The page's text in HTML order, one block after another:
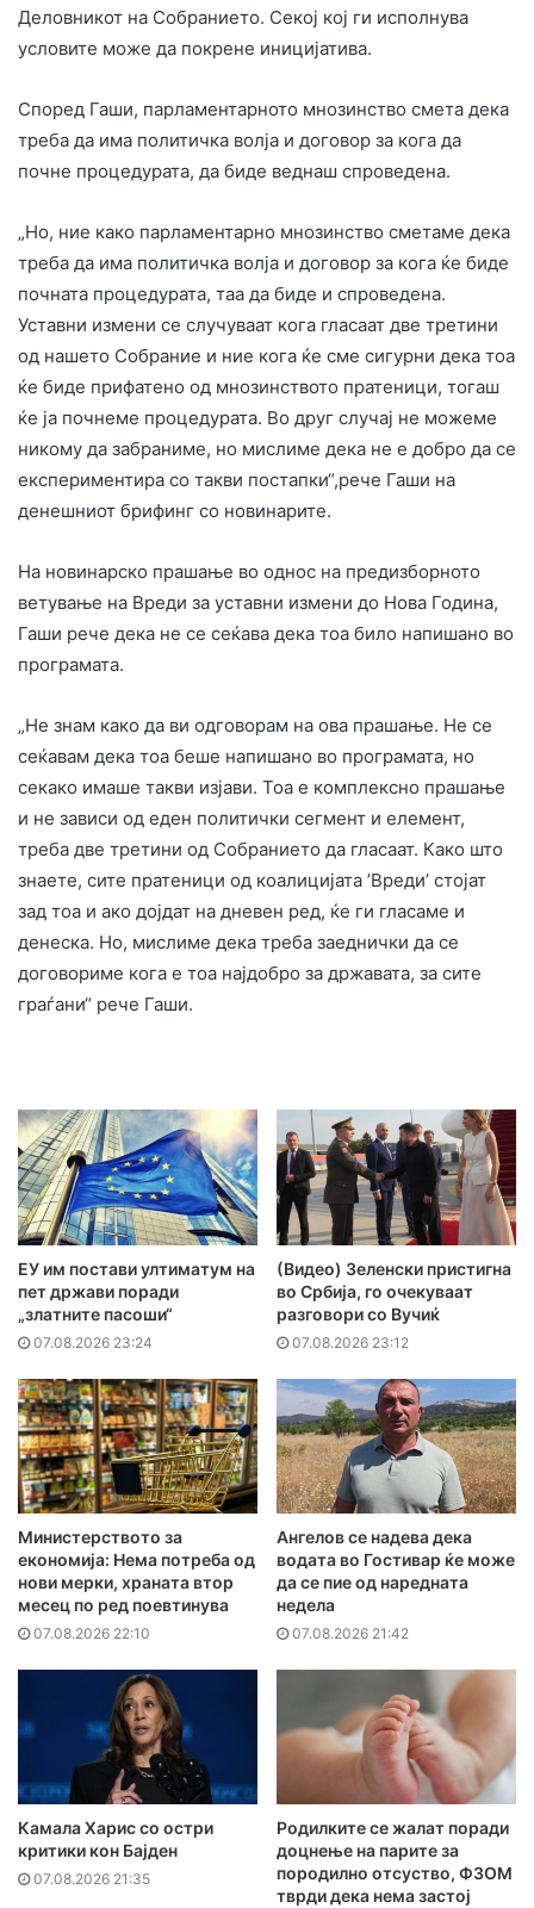
Деловникот на Собранието. Секој кој ги исполнува
условите може да покрене иницијатива.
Според Гаши, парламентарното мнозинство смета дека
треба да има политичка волја и договор за кога да
почне процедурата, да биде веднаш спроведена.
„Но, ние како парламентарно мнозинство сметаме дека
треба да има политичка волја и договор за кога ќе биде
почната процедурата, таа да биде и спроведена.
Уставни измени се случуваат кога гласаат две третини
од нашето Собрание и ние кога ќе сме сигурни дека тоа
ќе биде прифатено од мнозинството пратеници, тогаш
ќе ја почнеме процедурата. Во друг случај не можеме
никому да забраниме, но мислиме дека не е добро да се
експериментира со такви постапки“,рече Гаши на
денешниот брифинг со новинарите.
На новинарско прашање во однос на предизборното
ветување на Вреди за уставни измени до Нова Година,
Гаши рече дека не се сеќава дека тоа било напишано во
програмата.
„Не знам како да ви одговорам на ова прашање. Не се
сеќавам дека тоа беше напишано во програмата, но
секако имаше такви изјави. Тоа е комплексно прашање
и не зависи од еден политички сегмент и елемент,
треба две третини од Собранието да гласаат. Како што
знаете, сите пратеници од коалицијата ’Вреди’ стојат
зад тоа и ако дојдат на дневен ред, ќе ги гласаме и
денеска. Но, мислиме дека треба заеднички да се
договориме кога е тоа најдобро за државата, за сите
граѓани“ рече Гаши.
ЕУ им постави ултиматум на
пет држави поради
„златните пасоши“
07.08.2026 23:24
(Видео) Зеленски пристигна
во Србија, го очекуваат
разговори со Вучиќ
07.08.2026 23:12
Министерството за
економија: Нема потреба од
нови мерки, храната втор
месец по ред поевтинува
07.08.2026 22:10
Ангелов се надева дека
водата во Гостивар ќе може
да се пие од наредната
недела
07.08.2026 21:42
Камала Харис со остри
критики кон Бајден
07.08.2026 21:35
Родилките се жалат поради
доцнење на парите за
породилно отсуство, ФЗОМ
тврди дека нема застој